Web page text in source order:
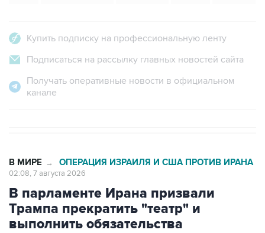
Купить подписку на профессиональную ленту
Подписаться на рассылку главных новостей сайта
Получать оперативные новости в официальном
канале
В МИРЕ → ОПЕРАЦИЯ ИЗРАИЛЯ И США ПРОТИВ ИРАНА
02:08, 7 августа 2026
В парламенте Ирана призвали
Трампа прекратить "театр" и
выполнить обязательства